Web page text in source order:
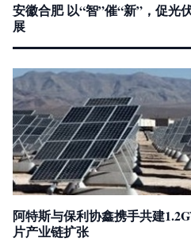
安徽合肥 以“智”催“新”，促光
展
阿特斯与保利协鑫携手共建
片产业链扩张